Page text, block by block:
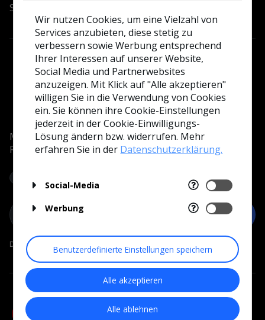
Schnellzugriff
Resource & Support Center
Support Center
Händlersuche
Registrieren Sie Ihr Becken
Assistenten & Tools
MyREEFER-Assistent
Aquarien vergleichen
MyAR
MyRecipe-Assisten
My Batch
Treten Sie der Community bei
Facebook-Gruppe
Facebook-Seite
YouTube-Kanal
Unterstützung
Registrieren Sie Ihr Becken
Händlersuche
Melde dich an und erhalte als Erster Neuigkeiten von
Red Sea!
Weiter
Datenschutz
Trete
Wir nutzen Cookies, um eine Vielzahl von
Services anzubieten, diese stetig zu
verbessern sowie Werbung entsprechend
Ihrer Interessen auf unserer Website,
Social Media und Partnerwebsites
anzuzeigen. Mit Klick auf "Alle akzeptieren"
willigen Sie in die Verwendung von Cookies
ein. Sie können ihre Cookie-Einstellungen
jederzeit in der Cookie-Einwilligungs-
Lösung ändern bzw. widerrufen. Mehr
erfahren Sie in der Datenschutzerklärung.
Social-Media
Werbung
Benutzerdefinierte Einstellungen speichern
Alle akzeptieren
Alle ablehnen